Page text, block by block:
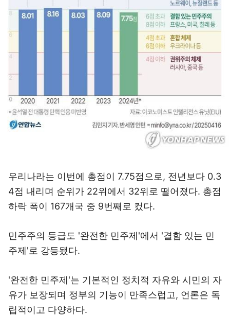
우리나라는 이번에 총점이 7.75점으로, 전년보다 0.3
4점 내리며 순위가 22위에서 32위로 떨어졌다. 총점
하락 폭이 167개국 중 9번째로 컸다.
민주주의 등급도 '완전한 민주제'에서 '결함 있는 민
주제'로 강등됐다.
'완전한 민주제'는 기본적인 정치적 자유와 시민의 자
유가 보장되며 정부의 기능이 만족스럽고, 언론은 독
립적이고 다양하다.